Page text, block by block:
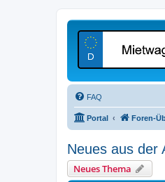
FAQ
Portal Foren-
Neues aus der
Neues Thema